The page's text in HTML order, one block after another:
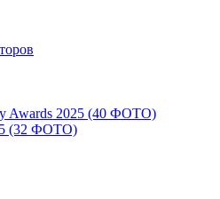
Awards 2025 (40 ФОТО)
(32 ФОТО)